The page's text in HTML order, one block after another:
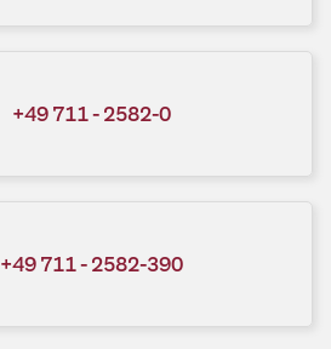
+49 711 - 2582-0
+49 711 - 2582-390